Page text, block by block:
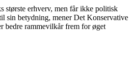
største erhverv, men får ikke politisk
sin betydning, mener Det Konservative
bedre rammevilkår frem for øget